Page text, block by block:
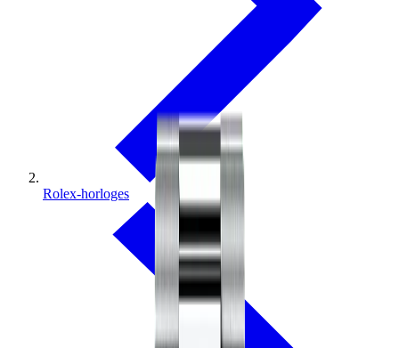
Rolex-horloges